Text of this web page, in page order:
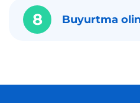
8 Buyurtma